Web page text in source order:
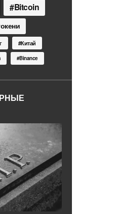
Bitcoin
Китай
Binance